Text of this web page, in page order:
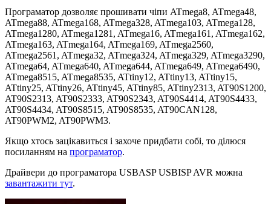
Програматор дозволяє прошивати чіпи ATmega8, ATmega48,
ATmega88, ATmega168, ATmega328, ATmega103, ATmega128,
ATmega1280, ATmega1281, ATmega16, ATmega161, ATmega162,
ATmega163, ATmega164, ATmega169, ATmega2560,
ATmega2561, ATmega32, ATmega324, ATmega329, ATmega3290,
ATmega64, ATmega640, ATmega644, ATmega649, ATmega6490,
ATmega8515, ATmega8535, ATtiny12, ATtiny13, ATtiny15,
ATtiny25, ATtiny26, ATtiny45, ATtiny85, ATtiny2313, AT90S1200,
AT90S2313, AT90S2333, AT90S2343, AT90S4414, AT90S4433,
AT90S4434, AT90S8515, AT90S8535, AT90CAN128,
AT90PWM2, AT90PWM3.
Якщо хтось зацікавиться і захоче придбати собі, то ділюся
посиланням на програматор.
Драйвери до програматора USBASP USBISP AVR можна
завантажити тут.